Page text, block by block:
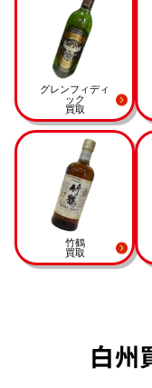
グレンフィディ
ック
買取
竹鶴
買取
白州